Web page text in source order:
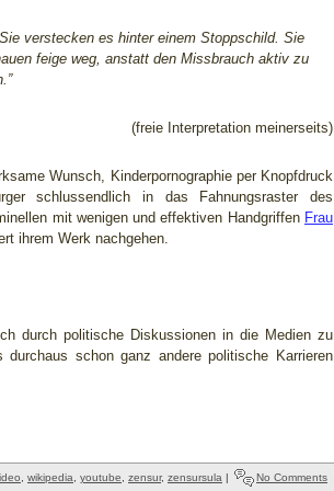
verstecken es hinter einem Stoppschild. Sie
feige weg, anstatt den Missbrauch aktiv zu
(freie Interpretation meinerseits)
Wunsch, Kinderpornographie per Knopfdruck
schlussendlich in das Fahnungsraster des
mit wenigen und effektiven Handgriffen Frau
ihrem Werk nachgehen.
durch politische Diskussionen in die Medien zu
durchaus schon ganz andere politische Karrieren
wikipedia youtube zensur, zensursula |
No Comments